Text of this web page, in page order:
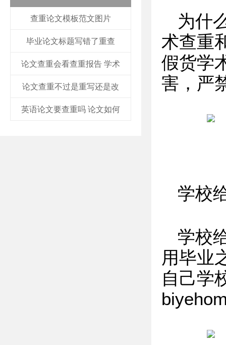
查重论文模板范文图片
毕业论文标题写错了重查
论文查重会看查重报告 学术
论文查重不过是重写还是改
英语论文要查重吗 论文如何
为什
术查重
假货学
害，严
学校
学校
用毕业
自己学